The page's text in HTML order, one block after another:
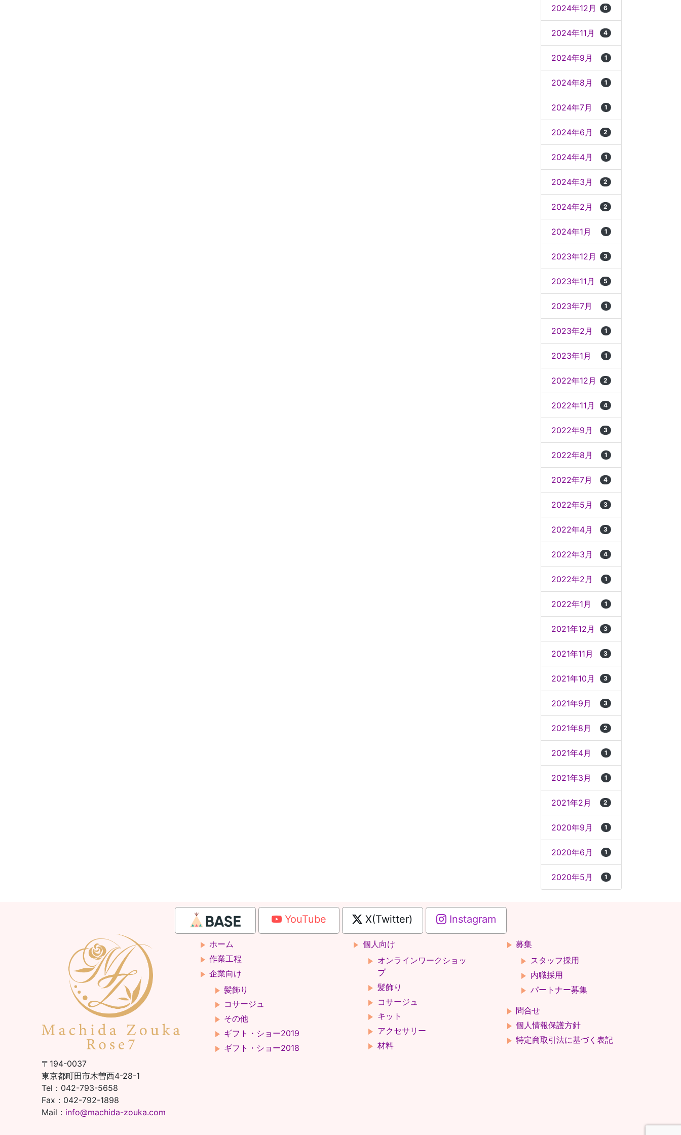
2024年12月 6
2024年11月 4
2024年9月 1
2024年8月 1
2024年7月 1
2024年6月 2
2024年4月 1
2024年3月 2
2024年2月 2
2024年1月 1
2023年12月 3
2023年11月 5
2023年7月 1
2023年2月 1
2023年1月 1
2022年12月 2
2022年11月 4
2022年9月 3
2022年8月 1
2022年7月 4
2022年5月 3
2022年4月 3
2022年3月 4
2022年2月 1
2022年1月 1
2021年12月 3
2021年11月 3
2021年10月 3
2021年9月 3
2021年8月 2
2021年4月 1
2021年3月 1
2021年2月 2
2020年9月 1
2020年6月 1
2020年5月 1
YouTube X(Twitter) Instagram
〒194-0037
東京都町田市木曽西4-28-1
Tel：042-793-5658
Fax：042-792-1898
Mail： info@machida-zouka.com
ホーム
作業工程
企業向け
髪飾り
コサージュ
その他
ギフト・ショー2019
ギフト・ショー2018
個人向け
オンラインワークショッ
プ
髪飾り
コサージュ
キット
アクセサリー
材料
募集
スタッフ採用
内職採用
パートナー募集
問合せ
個人情報保護方針
特定商取引法に基づく表記